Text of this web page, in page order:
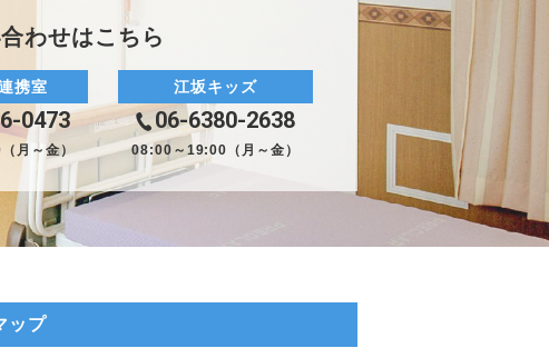
わせはこちら
携室
0473
月～金）
江坂キッズ
06-6380-2638
08:00～19:00（月～金）
ップ